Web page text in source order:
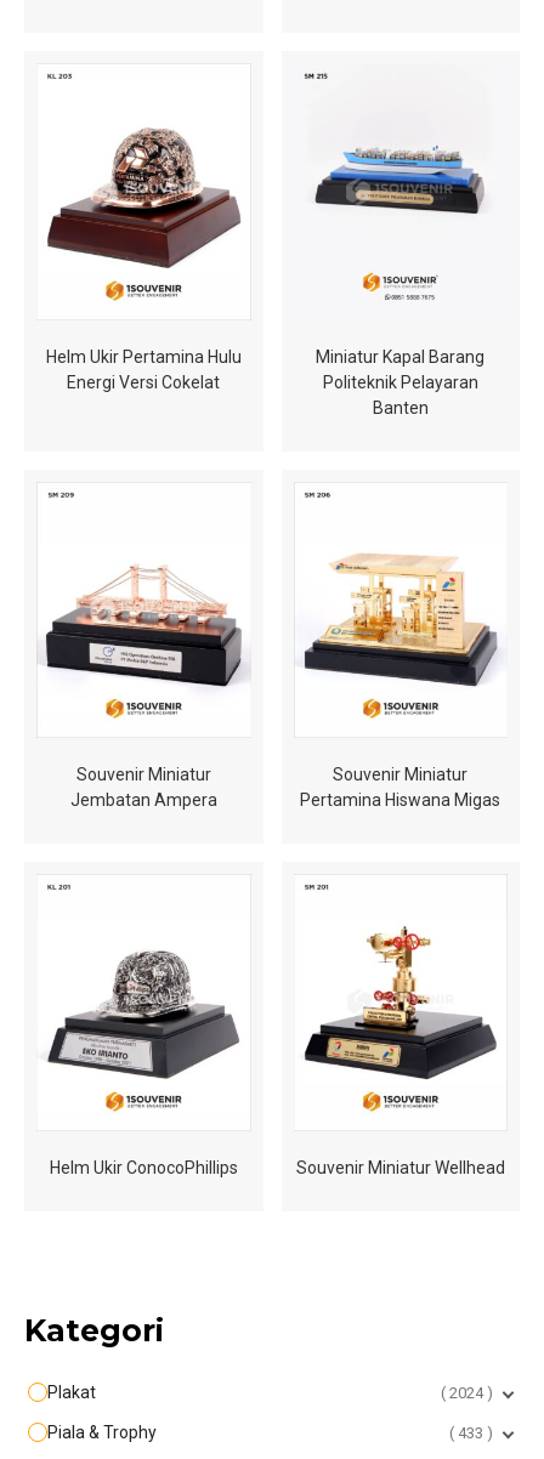
Helm Ukir Pertamina Hulu
Energi Versi Cokelat
Miniatur Kapal Barang
Politeknik Pelayaran
Banten
Souvenir Miniatur
Jembatan Ampera
Souvenir Miniatur
Pertamina Hiswana Migas
Helm Ukir ConocoPhillips Souvenir Miniatur Wellhead
Kategori
Plakat 2024
Piala & Trophy 433